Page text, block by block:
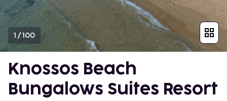
1 /100
Knossos Beach
Bungalows Suites Resort